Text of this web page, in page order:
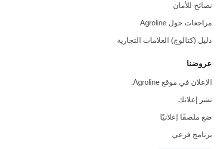
نصائح للأمان
مراجعات حول Agroline
دليل (كتالوج) العلامات التجارية
عروضنا
الإعلان في موقع Agroline.
نشر إعلانك
ضع ملصقًا إعلانيًا
برنامج فرعي